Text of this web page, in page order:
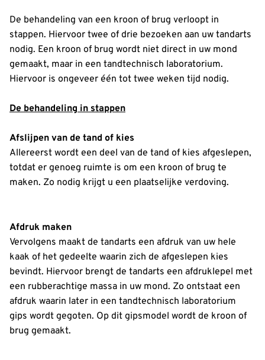
De behandeling van een kroon of brug verloopt in
stappen. Hiervoor twee of drie bezoeken aan uw tandarts
nodig. Een kroon of brug wordt niet direct in uw mond
gemaakt, maar in een tandtechnisch laboratorium.
Hiervoor is ongeveer één tot twee weken tijd nodig.
De behandeling in stappen
Afslijpen van de tand of kies
Allereerst wordt een deel van de tand of kies afgeslepen,
totdat er genoeg ruimte is om een kroon of brug te
maken. Zo nodig krijgt u een plaatselijke verdoving.
Afdruk maken
Vervolgens maakt de tandarts een afdruk van uw hele
kaak of het gedeelte waarin zich de afgeslepen kies
bevindt. Hiervoor brengt de tandarts een afdruklepel met
een rubberachtige massa in uw mond. Zo ontstaat een
afdruk waarin later in een tandtechnisch laboratorium
gips wordt gegoten. Op dit gipsmodel wordt de kroon of
brug gemaakt.